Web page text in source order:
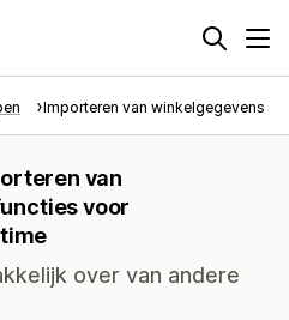
Importeren van winkelgegevens
van
voor
over van andere